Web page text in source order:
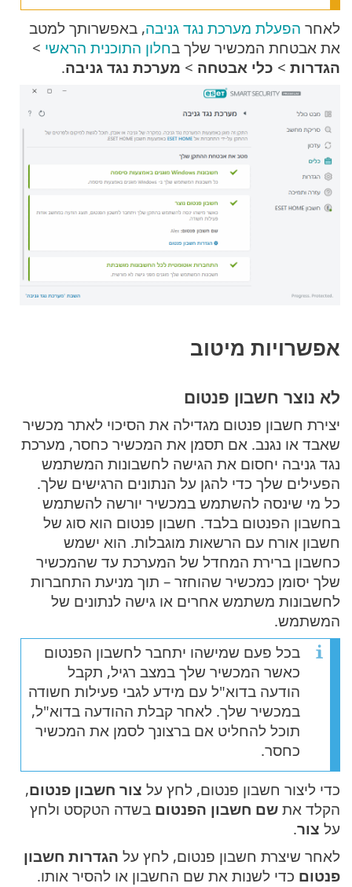
לאחר הפעלת מערכת נגד גניבה, באפשרותך למטב
את אבטחת המכשיר שלך בחלון התוכנית הראשי >
הגדרות > כלי אבטחה > מערכת נגד גניבה.
אפשרויות מיטוב
לא נוצר חשבון פנטום
יצירת חשבון פנטום מגדילה את הסיכוי לאתר מכשיר
שאבד או נגנב. אם תסמן את המכשיר כחסר, מערכת
נגד גניבה יחסום את הגישה לחשבונות המשתמש
הפעילים שלך כדי להגן על הנתונים הרגישים שלך.
כל מי שינסה להשתמש במכשיר יורשה להשתמש
בחשבון הפנטום בלבד. חשבון פנטום הוא סוג של
חשבון אורח עם הרשאות מוגבלות. הוא ישמש
כחשבון ברירת המחדל של המערכת עד שהמכשיר
שלך יסומן כמכשיר שהוחזר – תוך מניעת התחברות
לחשבונות משתמש אחרים או גישה לנתונים של
המשתמש.
בכל פעם שמישהו יתחבר לחשבון הפנטום
כאשר המכשיר שלך במצב רגיל, תקבל
הודעה בדוא"ל עם מידע לגבי פעילות חשודה
במכשיר שלך. לאחר קבלת ההודעה בדוא"ל,
תוכל להחליט אם ברצונך לסמן את המכשיר
כחסר.
כדי ליצור חשבון פנטום, לחץ על צור חשבון פנטום,
הקלד את שם חשבון הפנטום בשדה הטקסט ולחץ
על צור.
לאחר שיצרת חשבון פנטום, לחץ על הגדרות חשבון
פנטום כדי לשנות את שם החשבון או להסיר אותו.